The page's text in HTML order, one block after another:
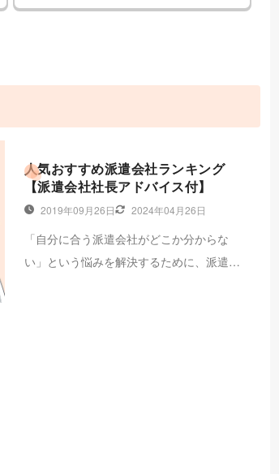
人気おすすめ派遣会社ランキング
【派遣会社社長アドバイス付】
2019年09月26日 2024年04月26日
「自分に合う派遣会社がどこか分からな
い」という悩みを解決するために、派遣会